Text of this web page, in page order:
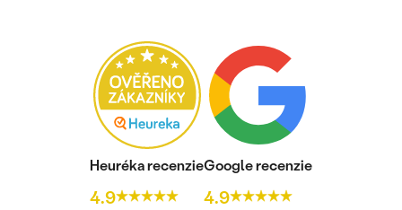
Heuréka recenzie
4.9
Google recenzie
4.9